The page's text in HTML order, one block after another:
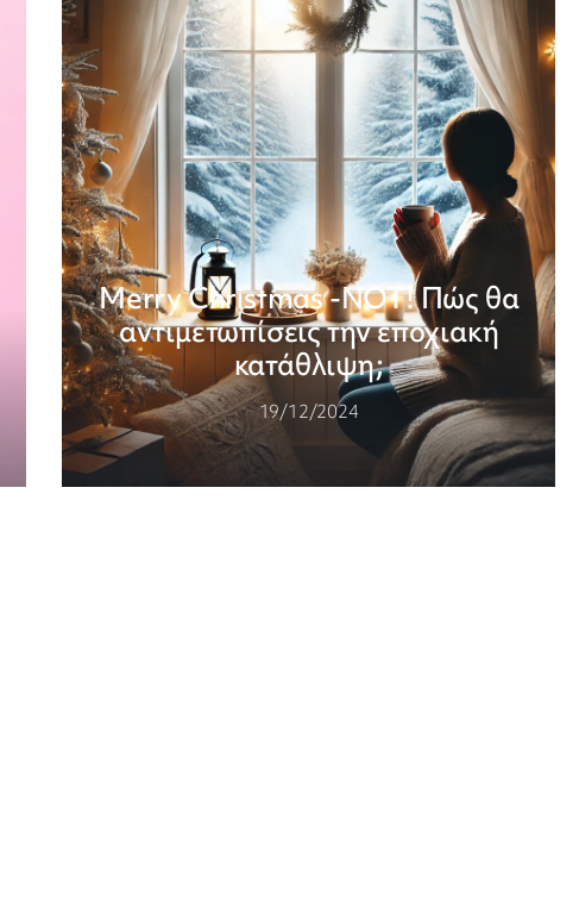
Merry Christmas -NOT! Πώς θα
αντιμετωπίσεις την εποχιακή
κατάθλιψη;
19/12/2024